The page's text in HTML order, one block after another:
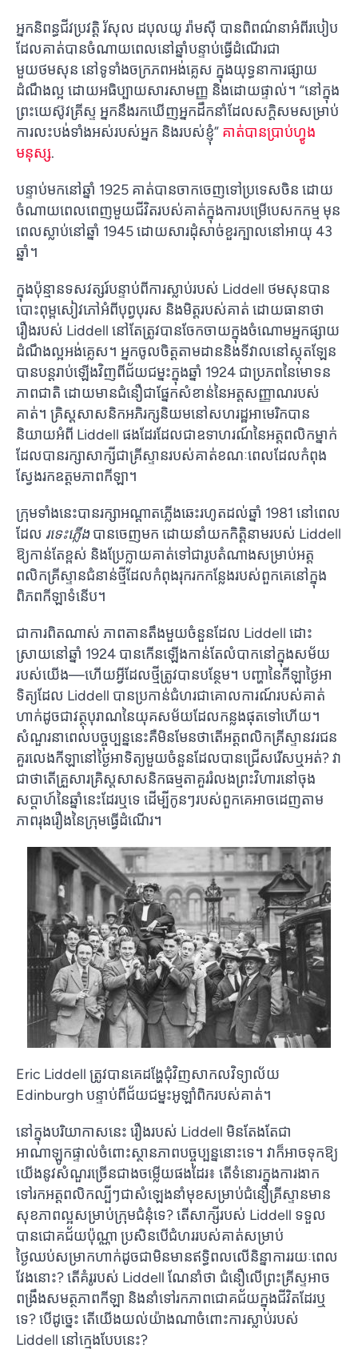
អ្នកនិពន្ធជីវប្រវត្តិ រ័សុល ដបុលយូ រ៉ាមស៊ី បានពិពណ៌នាអំពីរបៀប
ដែលគាត់បានចំណាយពេលនៅឆ្នាំបន្ទាប់ធ្វើដំណើរជា
មួយថមសុន នៅទូទាំងចក្រភពអង់គ្លេស ក្នុងយុទ្ធនាការផ្សាយ
ដំណឹងល្អ ដោយអធិប្បាយសារសាមញ្ញ និងដោយផ្ទាល់។ “នៅក្នុង
ព្រះយេស៊ូវគ្រីស្ទ អ្នកនឹងរកឃើញអ្នកដឹកនាំដែលសក្តិសមសម្រាប់
ការលះបង់ទាំងអស់របស់អ្នក និងរបស់ខ្ញុំ” គាត់បានប្រាប់ហ្វូង
មនុស្ស.
បន្ទាប់មកនៅឆ្នាំ 1925 គាត់បានចាកចេញទៅប្រទេសចិន ដោយ
ចំណាយពេលពេញមួយជីវិតរបស់គាត់ក្នុងការបម្រើបេសកកម្ម មុន
ពេលស្លាប់នៅឆ្នាំ 1945 ដោយសារដុំសាច់ខួរក្បាលនៅអាយុ 43
ឆ្នាំ។
ក្នុងប៉ុន្មានទសវត្សរ៍បន្ទាប់ពីការស្លាប់របស់ Liddell ថមសុនបាន
បោះពុម្ពសៀវភៅអំពីបុព្វបុរស និងមិត្តរបស់គាត់ ដោយធានាថា
រឿងរបស់ Liddell នៅតែត្រូវបានចែកចាយក្នុងចំណោមអ្នកផ្សាយ
ដំណឹងល្អអង់គ្លេស។ អ្នក​ចូល​ចិត្ត​តាម​ដាន​និង​ទីវាល​នៅ​ស្កុតឡែន​
បាន​បន្ត​រាប់​ឡើង​វិញ​ពី​ជ័យ​ជម្នះ​ក្នុង​ឆ្នាំ 1924 ជា​ប្រភព​នៃ​មោទន
ភាព​ជាតិ ដោយ​មាន​ជំនឿ​ជា​ផ្នែក​សំខាន់​នៃ​អត្តសញ្ញាណ​របស់​
គាត់។ គ្រិស្ដសាសនិកអភិរក្សនិយមនៅសហរដ្ឋអាមេរិកបាន
និយាយអំពី Liddell ផងដែរដែលជាឧទាហរណ៍នៃអត្តពលិកម្នាក់
ដែលបានរក្សាសាក្សីជាគ្រីស្ទានរបស់គាត់ខណៈពេលដែលកំពុង
ស្វែងរកឧត្តមភាពកីឡា។
ក្រុមទាំងនេះបានរក្សាអណ្តាតភ្លើងឆេះរហូតដល់ឆ្នាំ 1981 នៅពេល
ដែល រទេះភ្លើងបានចេញមក ដោយនាំយកកិត្តិនាមរបស់ Liddell
ឱ្យកាន់តែខ្ពស់ និងប្រែក្លាយគាត់ទៅជារូបតំណាងសម្រាប់អត្ត
ពលិកគ្រីស្ទានជំនាន់ថ្មីដែលកំពុងរុករកកន្លែងរបស់ពួកគេនៅក្នុង
ពិភពកីឡាទំនើប។
ជាការពិតណាស់ ភាពតានតឹងមួយចំនួនដែល Liddell ដោះ
ស្រាយនៅឆ្នាំ 1924 បានកើនឡើងកាន់តែលំបាកនៅក្នុងសម័យ
របស់យើង—ហើយអ្វីដែលថ្មីត្រូវបានបន្ថែម។ បញ្ហានៃកីឡាថ្ងៃអា
ទិត្យដែល Liddell បានប្រកាន់ជំហរជាគោលការណ៍របស់គាត់
ហាក់ដូចជាវត្ថុបុរាណនៃយុគសម័យដែលកន្លងផុតទៅហើយ។
សំណួរនាពេលបច្ចុប្បន្ននេះគឺមិនមែនថាតើអត្តពលិកគ្រីស្ទានវរជន
គួរលេងកីឡានៅថ្ងៃអាទិត្យមួយចំនួនដែលបានជ្រើសរើសឬអត់? វា
ជាថាតើគ្រួសារគ្រិស្តសាសនិកធម្មតាគួររំលងព្រះវិហារនៅចុង
សប្តាហ៍នៃឆ្នាំនេះដែរឬទេ ដើម្បីកូនៗរបស់ពួកគេអាចដេញតាម
ភាពរុងរឿងនៃក្រុមធ្វើដំណើរ។
Eric Liddell ត្រូវបានគេដង្ហែជុំវិញសាកលវិទ្យាល័យ
Edinburgh បន្ទាប់ពីជ័យជម្នះអូឡាំពិករបស់គាត់។
នៅក្នុងបរិយាកាសនេះ រឿងរបស់ Liddell មិនតែងតែជា
អាណាឡូកផ្ទាល់ចំពោះស្ថានភាពបច្ចុប្បន្ននោះទេ។ វាក៏អាចទុកឱ្យ
យើងនូវសំណួរច្រើនជាងចម្លើយផងដែរ៖ តើទំនោរក្នុងការងាក
ទៅរកអត្តពលិកល្បីៗជាសំឡេងនាំមុខសម្រាប់ជំនឿគ្រីស្ទានមាន
សុខភាពល្អសម្រាប់ក្រុមជំនុំទេ? តើសាក្សីរបស់ Liddell ទទួល
បានជោគជ័យប៉ុណ្ណា ប្រសិនបើជំហររបស់គាត់សម្រាប់
ថ្ងៃឈប់សម្រាកហាក់ដូចជាមិនមានឥទ្ធិពលលើនិន្នាការរយៈពេល
វែងនោះ? តើគំរូរបស់ Liddell ណែនាំថា ជំនឿលើព្រះគ្រីស្ទអាច
ពង្រឹងសមត្ថភាពកីឡា និងនាំទៅរកភាពជោគជ័យក្នុងជីវិតដែរឬ
ទេ? បើដូច្នេះ តើយើងយល់យ៉ាងណាចំពោះការស្លាប់របស់
Liddell នៅក្មេងបែបនេះ?